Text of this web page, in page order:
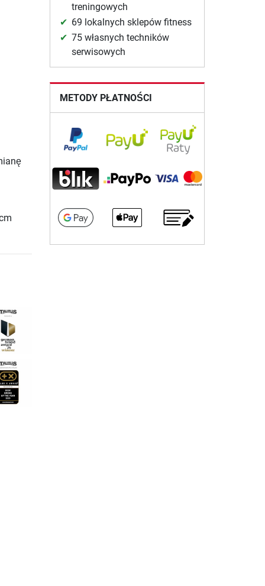
treningowych
69 lokalnych sklepów fitness
75 własnych techników
serwisowych
METODY PŁATNOŚCI